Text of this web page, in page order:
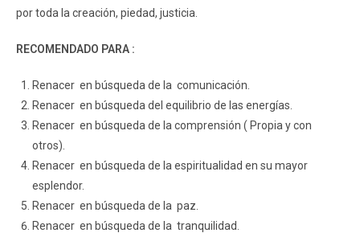
por toda la creación, piedad, justicia.
RECOMENDADO PARA :
Renacer en búsqueda de la comunicación.
Renacer en búsqueda del equilibrio de las energías.
Renacer en búsqueda de la comprensión ( Propia y con
otros).
Renacer en búsqueda de la espiritualidad en su mayor
esplendor.
Renacer en búsqueda de la paz.
Renacer en búsqueda de la tranquilidad.